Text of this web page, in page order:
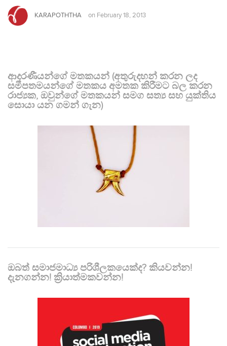
KARAPOTHTHA on February 18, 2013
ආදරණීයන්ගේ මතකයන් (අතුරුදහන් කරන ලද
සමීපතමයන්ගේ මතකය අමතක කිරීමට බල කරන
රාජ්‍යක, ඔවුන්ගේ මතකයන් සමග සත්‍ය සහ යුක්තිය
සොයා යන ගමන් ගැන)
ඔබත් සමාජමාධ්‍ය පරිශීලකයෙක්ද? කියවන්න!
දැනගන්න! ක්‍රියාත්මකවන්න!